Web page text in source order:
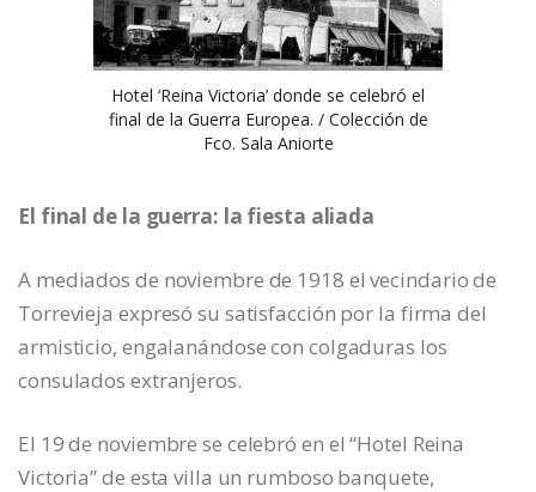
Hotel ‘Reina Victoria’ donde se celebró el
final de la Guerra Europea. / Colección de
Fco. Sala Aniorte
El final de la guerra: la fiesta aliada
A mediados de noviembre de 1918 el vecindario de
Torrevieja expresó su satisfacción por la firma del
armisticio, engalanándose con colgaduras los
consulados extranjeros.
El 19 de noviembre se celebró en el “Hotel Reina
Victoria” de esta villa un rumboso banquete,